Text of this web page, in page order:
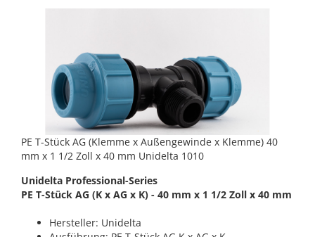
PE T-Stück AG (Klemme x Außengewinde x Klemme) 40
mm x 1 1/2 Zoll x 40 mm Unidelta 1010
Unidelta Professional-Series
PE T-Stück AG (K x AG x K) - 40 mm x 1 1/2 Zoll x 40 mm
Hersteller: Unidelta